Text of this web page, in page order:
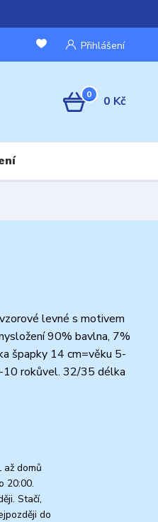
Přihlášení
0 0 Kč
levné s motivem
90% bavlna, 7%
špapky 14 cm=věku 5-
rokůvel. 32/35 délka
až domů
20:00.
Stačí,
do